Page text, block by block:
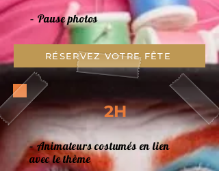
– Pause photos
RÉSERVEZ VOTRE FÊTE
2H
– Animateurs costumés en lien
avec le thème